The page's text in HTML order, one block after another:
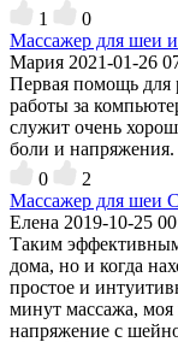
1
0
Массажер для шеи
Мария 2021-01-26
Первая помощь для
работы за
служит очень
боли и напряжения.
0
2
Массажер для шеи
Елена 2019-10-25
Таким
дома, но и когда
простое и
минут массажа, моя
напряжение с